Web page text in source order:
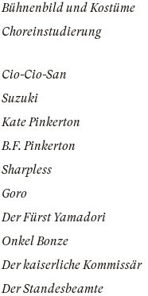
Bühnenbild und Kostüme
Choreinstudierung
Cio-Cio-San
Suzuki
Kate Pinkerton
B.F. Pinkerton
Sharpless
Goro
Der Fürst Yamadori
Onkel Bonze
Der kaiserliche Kommissär
Der Standesbeamte